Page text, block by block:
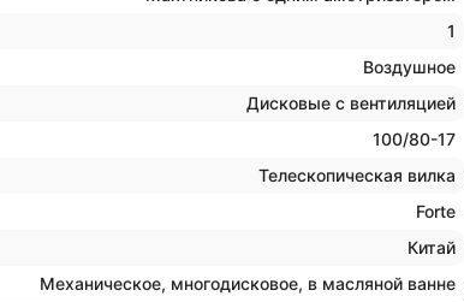
1
Воздушное
Дисковые с вентиляцией
100/80-17
Телескопическая вилка
Forte
Китай
Механическое, многодисковое, в масляной ванне